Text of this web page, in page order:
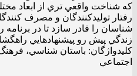
كه شناخت واقعي تري از ابعاد
رفتار توليدكنندگان و مصرف
شناسان را قادر سازد تا در
زندگي پيش رو پيشنهادهايي راهگشا
کليدواژگان: باستان شناسي،
اجتماعي